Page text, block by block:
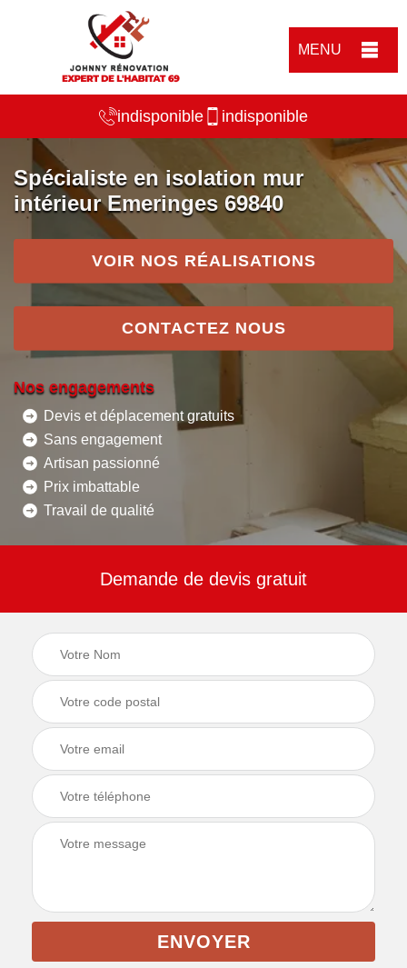
MENU
indisponible indisponible
Spécialiste en isolation mur
intérieur Emeringes 69840
VOIR NOS RÉALISATIONS
CONTACTEZ NOUS
Nos engagements
Devis et déplacement gratuits
Sans engagement
Artisan passionné
Prix imbattable
Travail de qualité
Demande de devis gratuit